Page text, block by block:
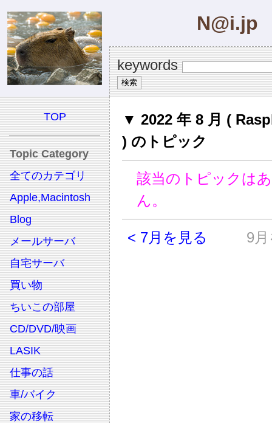
N@i.jp
keywords
TOP
Topic Category
全てのカテゴリ
Apple,Macintosh
Blog
メールサーバ
自宅サーバ
買い物
ちいこの部屋
CD/DVD/映画
LASIK
仕事の話
車/バイク
家の移転
▼ 2022 年 8 月 (
) のトピック
該当のトピックは
ん。
< 7月を見る 9